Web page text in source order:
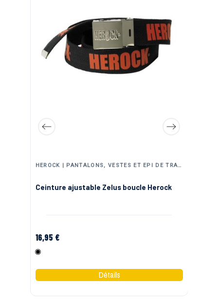
HEROCK | PANTALONS, VESTES ET EPI DE TRAVAIL
Ceinture ajustable Zelus boucle Herock
16,95 €
Noir